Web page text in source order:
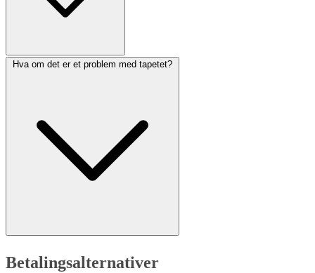
Hva om det er et problem med tapetet?
Betalingsalternativer